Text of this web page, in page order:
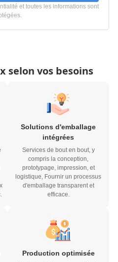
et toutes les informations sont
selon vos besoins
Solutions d'emballage
intégrées
Services de bout en bout, y
compris la conception,
prototypage, impression, et
logistique, Fournir un processus
d'emballage transparent et
efficace.
Production optimisée